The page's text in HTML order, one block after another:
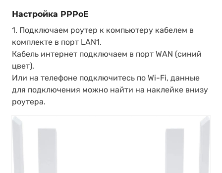
Настройка PPPoE
1. Подключаем роутер к компьютеру кабелем в
комплекте в порт LAN1.
Кабель интернет подключаем в порт WAN (синий
цвет).
Или на телефоне подключитесь по Wi-Fi, данные
для подключения можно найти на наклейке внизу
роутера.